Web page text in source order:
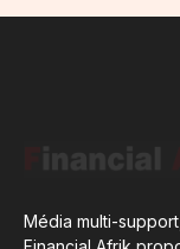
Média multi-support,